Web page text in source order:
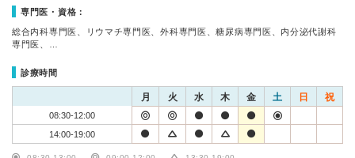
専門医・資格：
総合内科専門医、リウマチ専門医、外科専門医、糖尿病専門医、内分泌代謝科
専門医、…
診療時間
月 火 水 木 金 土 日 祝
08:30-12:00
14:00-19:00